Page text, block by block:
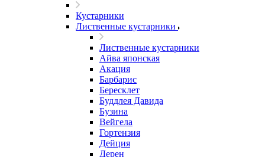
Кустарники
Лиственные кустарники
Лиственные кустарники
Айва японская
Акация
Барбарис
Бересклет
Буддлея Давида
Бузина
Вейгела
Гортензия
Дейция
Дерен